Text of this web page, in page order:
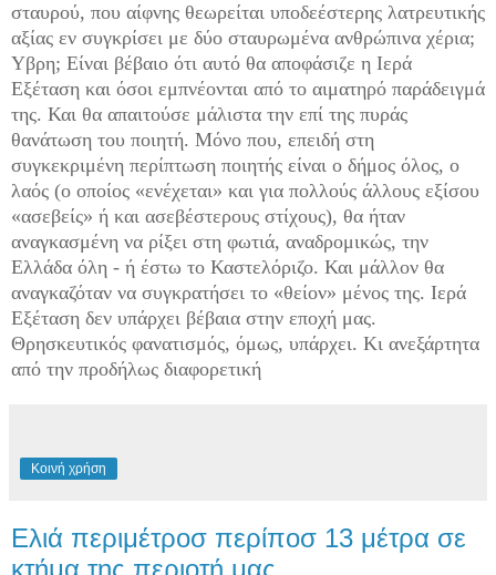
σταυρού, που αίφνης θεωρείται υποδεέστερης λατρευτικής
αξίας εν συγκρίσει με δύο σταυρωμένα ανθρώπινα χέρια;
Υβρη; Είναι βέβαιο ότι αυτό θα αποφάσιζε η Ιερά
Εξέταση και όσοι εμπνέονται από το αιματηρό παράδειγμά
της. Και θα απαιτούσε μάλιστα την επί της πυράς
θανάτωση του ποιητή. Μόνο που, επειδή στη
συγκεκριμένη περίπτωση ποιητής είναι ο δήμος όλος, ο
λαός (ο οποίος «ενέχεται» και για πολλούς άλλους εξίσου
«ασεβείς» ή και ασεβέστερους στίχους), θα ήταν
αναγκασμένη να ρίξει στη φωτιά, αναδρομικώς, την
Ελλάδα όλη - ή έστω το Καστελόριζο. Και μάλλον θα
αναγκαζόταν να συγκρατήσει το «θείον» μένος της. Ιερά
Εξέταση δεν υπάρχει βέβαια στην εποχή μας.
Θρησκευτικός φανατισμός, όμως, υπάρχει. Κι ανεξάρτητα
από την προδήλως διαφορετική
Κοινή χρήση
Ελιά περιμέτροσ περίποσ 13 μέτρα σε
κτήμα της περιοτή μας